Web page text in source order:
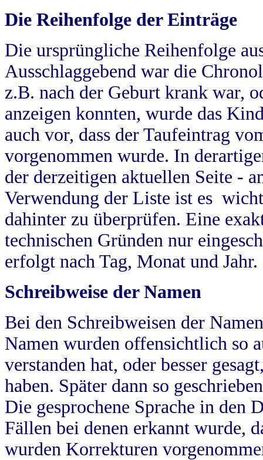
Die Reihenfolge der Einträge
Die ursprüngliche Reihenfolge
Ausschlaggebend war die
z.B. nach der Geburt krank war,
anzeigen konnten, wurde das
auch vor, dass der Taufeintrag
vorgenommen wurde. In
der derzeitigen aktuellen Seite -
Verwendung der Liste ist es
dahinter zu überprüfen. Eine
technischen Gründen nur
erfolgt nach Tag, Monat und Jahr.
Schreibweise der Namen
Bei den Schreibweisen der
Namen wurden offensichtlich so
verstanden hat, oder besser
haben. Später dann so
Die gesprochene Sprache in
Fällen bei denen erkannt wurde,
wurden Korrekturen